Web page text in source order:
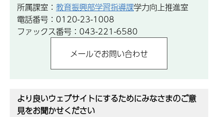
所属課室： 教育振興部学習指導課学力向上推進室
電話番号：0120-23-1008
ファックス番号：043-221-6580
より良いウェブサイトにするためにみなさまのご意
見をお聞かせください